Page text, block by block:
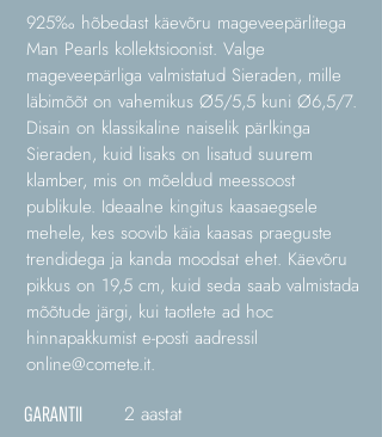
925‰ hõbedast käevõru mageveepärlitega
Man Pearls kollektsioonist. Valge
mageveepärliga valmistatud Sieraden, mille
läbimõõt on vahemikus Ø5/5,5 kuni Ø6,5/7.
Disain on klassikaline naiselik pärlkinga
Sieraden, kuid lisaks on lisatud suurem
klamber, mis on mõeldud meessoost
publikule. Ideaalne kingitus kaasaegsele
mehele, kes soovib käia kaasas praeguste
trendidega ja kanda moodsat ehet. Käevõru
pikkus on 19,5 cm, kuid seda saab valmistada
mõõtude järgi, kui taotlete ad hoc
hinnapakkumist e-posti aadressil
online@comete.it.
GARANTII 2 aastat